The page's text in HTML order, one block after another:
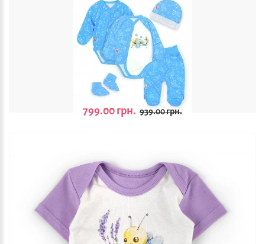
799.00 грн. 939.00 грн.